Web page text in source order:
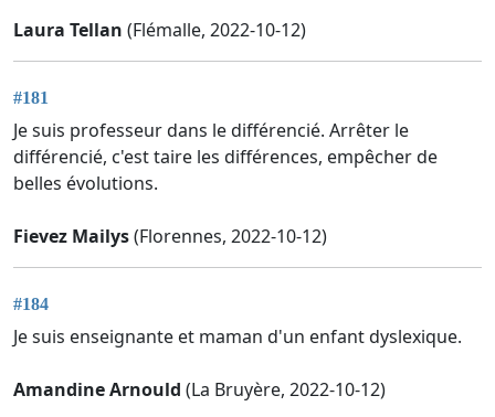
Laura Tellan (Flémalle, 2022-10-12)
#181
Je suis professeur dans le différencié. Arrêter le
différencié, c'est taire les différences, empêcher de
belles évolutions.
Fievez Mailys(Florennes, 2022-10-12)
#184
Je suis enseignante et maman d'un enfant dyslexique.
Amandine Arnould (La Bruyère, 2022-10-12)